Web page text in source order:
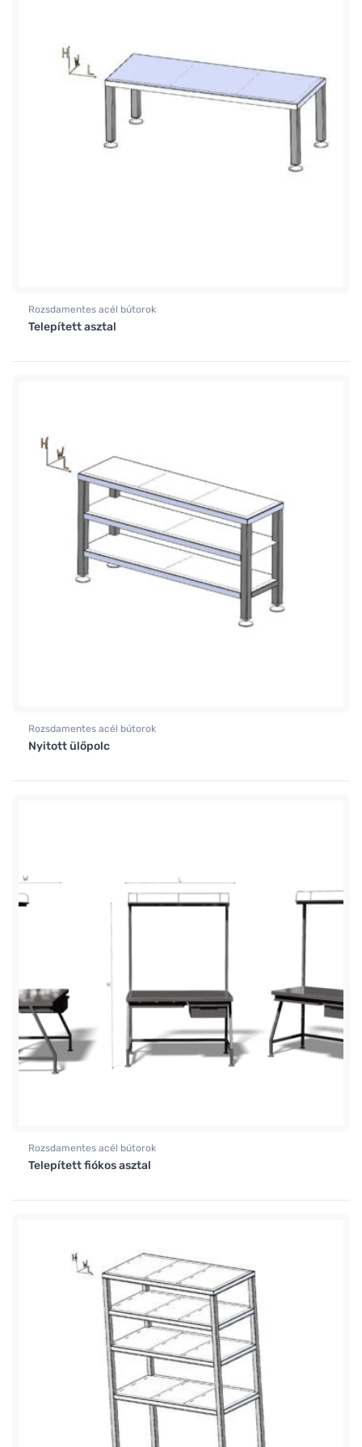
Rozsdamentes acél bútorok
Telepített asztal
Rozsdamentes acél bútorok
Nyitott ülőpolc
Rozsdamentes acél bútorok
Telepített fiókos asztal